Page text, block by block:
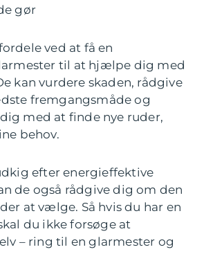
gør
ved at få en
til at hjælpe dig med
kan vurdere skaden, rådgive
fremgangsmåde og
med at finde nye ruder,
behov.
efter energieffektive
de også rådgive dig om den
at vælge. Så hvis du har en
du ikke forsøge at
– ring til en glarmester og